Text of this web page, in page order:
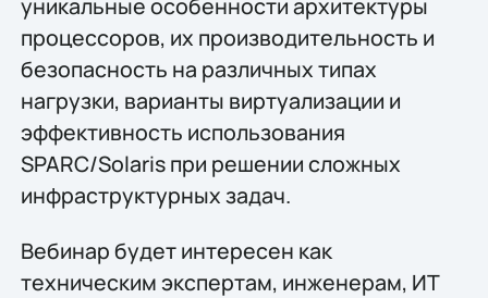
процессоров, их производительность и
безопасность на различных типах
нагрузки, варианты виртуализации и
эффективность использования
SPARC/Solaris при решении сложных
инфраструктурных задач.
Вебинар будет интересен как
техническим экспертам, инженерам, ИТ